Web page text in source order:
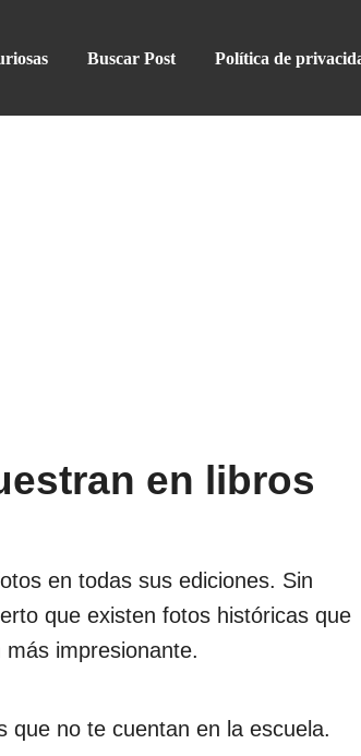
Buscar Post Política de
en libros
en todas sus ediciones. Sin
que existen fotos históricas que
impresionante.
que no te cuentan en la escuela.